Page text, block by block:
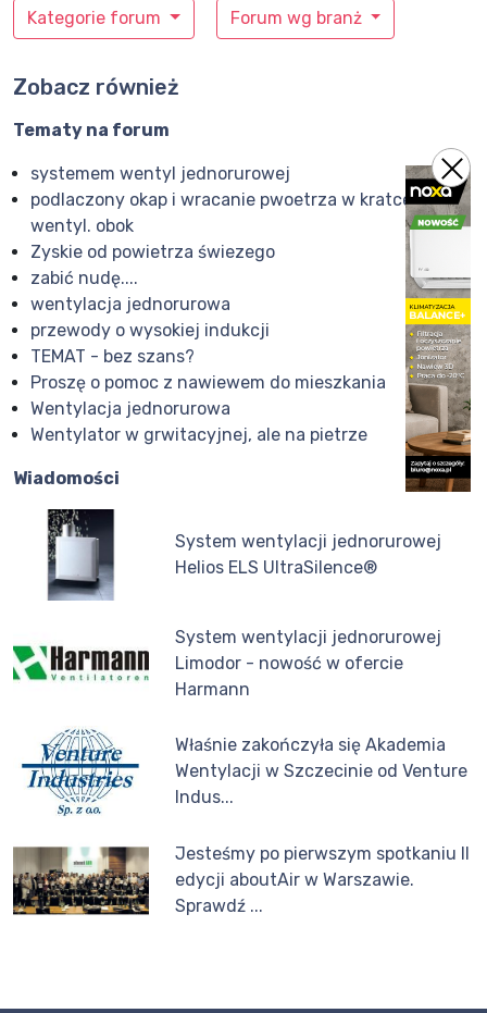
Kategorie forum Forum wg branż
Zobacz również
Tematy na forum
systemem wentyl jednorurowej
podlaczony okap i wracanie pwoetrza w kratce
wentyl. obok
Zyskie od powietrza świezego
zabić nudę....
wentylacja jednorurowa
przewody o wysokiej indukcji
TEMAT - bez szans?
Proszę o pomoc z nawiewem do mieszkania
Wentylacja jednorurowa
Wentylator w grwitacyjnej, ale na pietrze
Wiadomości
System wentylacji jednorurowej
Helios ELS UltraSilence®
System wentylacji jednorurowej
Limodor - nowość w ofercie
Harmann
Właśnie zakończyła się Akademia
Wentylacji w Szczecinie od Venture
Indus...
Jesteśmy po pierwszym spotkaniu II
edycji aboutAir w Warszawie.
Sprawdź ...